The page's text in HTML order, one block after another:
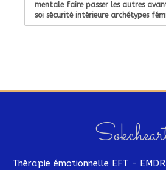
mentale faire passer les autres
soi sécurité intérieure archétypes
Thérapie émotionnelle EFT -